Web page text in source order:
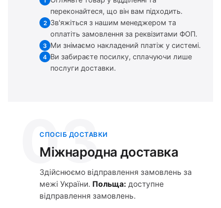
переконайтеся, що він вам підходить.
2 Зв'яжіться з нашим менеджером та
оплатіть замовлення за реквізитами ФОП.
3 Ми знімаємо накладений платіж у системі.
4 Ви забираєте посилку, сплачуючи лише
послуги доставки.
03
СПОСІБ ДОСТАВКИ
Міжнародна доставка
Здійснюємо відправлення замовлень за
межі України. Польща: доступне
відправлення замовлень.